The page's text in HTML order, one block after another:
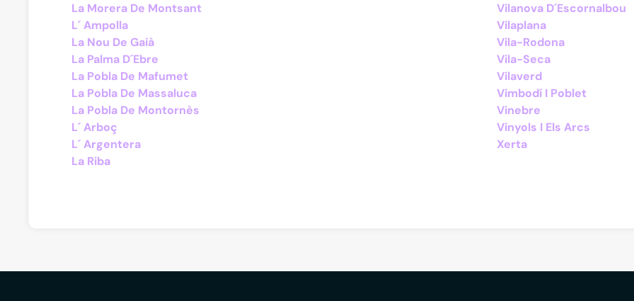
La Morera De Montsant
L´ Ampolla
La Nou De Gaià
La Palma D´Ebre
La Pobla De Mafumet
La Pobla De Massaluca
La Pobla De Montornès
L´ Arboç
L´ Argentera
La Riba
Vilanova D´Escornalbou
Vilaplana
Vila-Rodona
Vila-Seca
Vilaverd
Vimbodí I Poblet
Vinebre
Vinyols I Els Arcs
Xerta